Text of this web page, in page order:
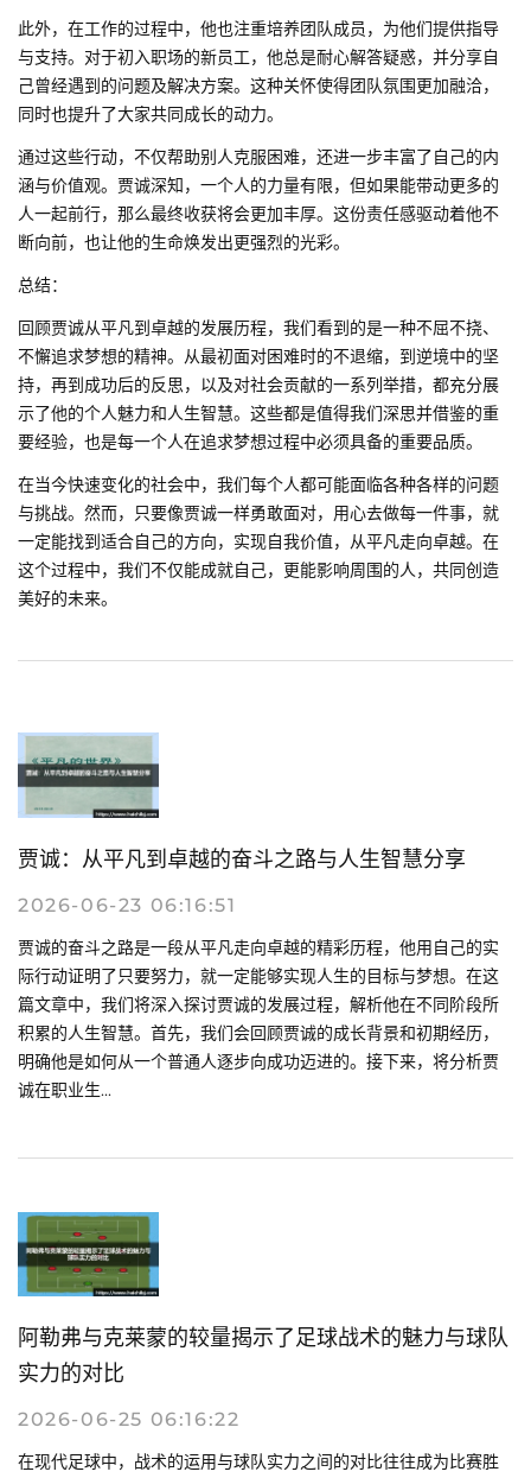
此外，在工作的过程中，他也注重培养团队成员，为他们提供指导
与支持。对于初入职场的新员工，他总是耐心解答疑惑，并分享自
己曾经遇到的问题及解决方案。这种关怀使得团队氛围更加融洽，
同时也提升了大家共同成长的动力。
通过这些行动，不仅帮助别人克服困难，还进一步丰富了自己的内
涵与价值观。贾诚深知，一个人的力量有限，但如果能带动更多的
人一起前行，那么最终收获将会更加丰厚。这份责任感驱动着他不
断向前，也让他的生命焕发出更强烈的光彩。
总结：
回顾贾诚从平凡到卓越的发展历程，我们看到的是一种不屈不挠、
不懈追求梦想的精神。从最初面对困难时的不退缩，到逆境中的坚
持，再到成功后的反思，以及对社会贡献的一系列举措，都充分展
示了他的个人魅力和人生智慧。这些都是值得我们深思并借鉴的重
要经验，也是每一个人在追求梦想过程中必须具备的重要品质。
在当今快速变化的社会中，我们每个人都可能面临各种各样的问题
与挑战。然而，只要像贾诚一样勇敢面对，用心去做每一件事，就
一定能找到适合自己的方向，实现自我价值，从平凡走向卓越。在
这个过程中，我们不仅能成就自己，更能影响周围的人，共同创造
美好的未来。
贾诚：从平凡到卓越的奋斗之路与人生智慧分享
2026-06-23 06:16:51
贾诚的奋斗之路是一段从平凡走向卓越的精彩历程，他用自己的实
际行动证明了只要努力，就一定能够实现人生的目标与梦想。在这
篇文章中，我们将深入探讨贾诚的发展过程，解析他在不同阶段所
积累的人生智慧。首先，我们会回顾贾诚的成长背景和初期经历，
明确他是如何从一个普通人逐步向成功迈进的。接下来，将分析贾
诚在职业生...
阿勒弗与克莱蒙的较量揭示了足球战术的魅力与球队
实力的对比
2026-06-25 06:16:22
在现代足球中，战术的运用与球队实力之间的对比往往成为比赛胜